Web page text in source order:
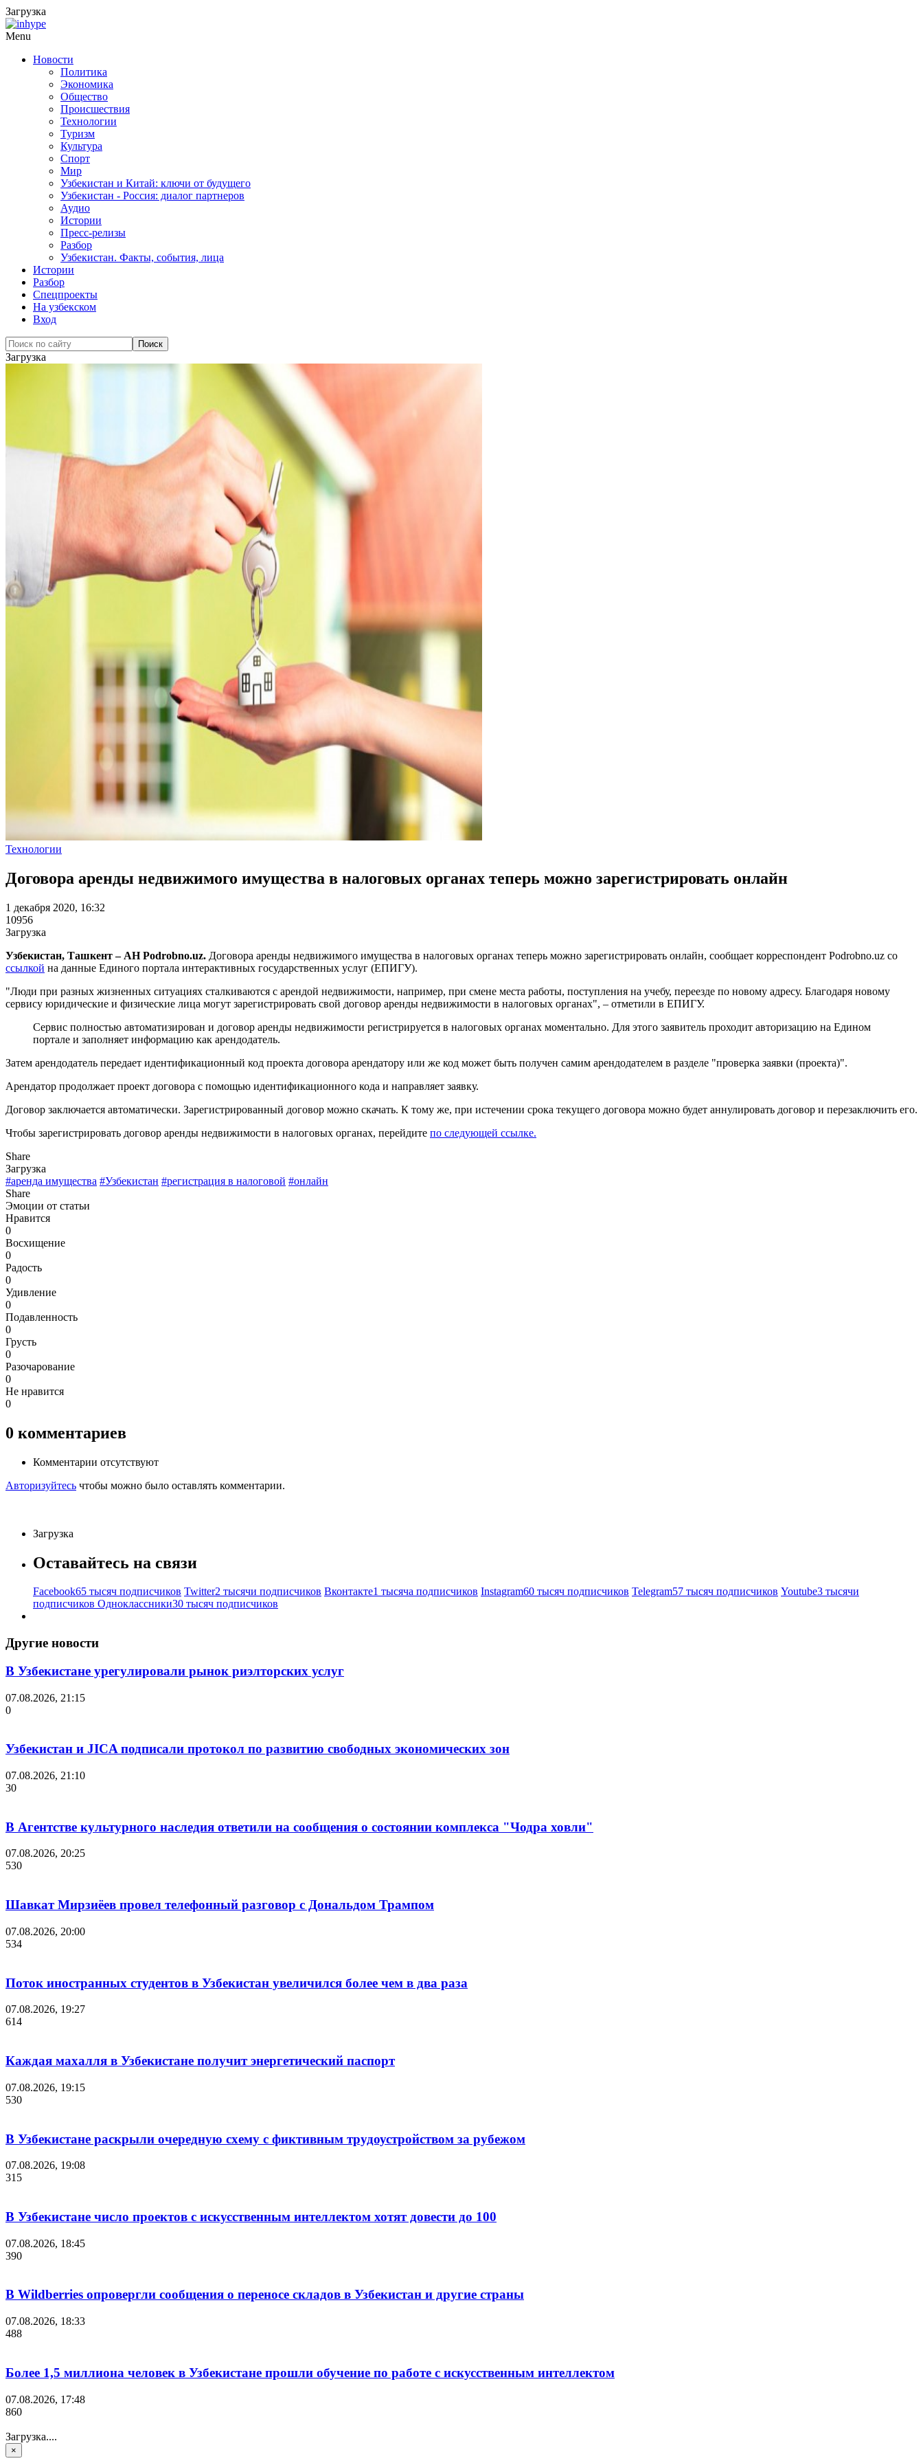
Загрузка
Menu
Новости
Политика
Экономика
Общество
Происшествия
Технологии
Туризм
Культура
Спорт
Мир
Узбекистан и Китай: ключи от будущего
Узбекистан - Россия: диалог партнеров
Аудио
Истории
Пресс-релизы
Разбор
Узбекистан. Факты, события, лица
Истории
Разбор
Спецпроекты
На узбекском
Вход
Загрузка
Технологии
Договора аренды недвижимого имущества в налоговых органах теперь можно зарегистрировать онлайн
1 декабря 2020, 16:32
10956
Загрузка
Узбекистан, Ташкент – АН Podrobno.uz. Договора аренды недвижимого имущества в налоговых органах теперь можно зарегистрировать онлайн, сообщает корреспондент Podrobno.uz со
ссылкой на данные Единого портала интерактивных государственных услуг (ЕПИГУ).
"Люди при разных жизненных ситуациях сталкиваются с арендой недвижимости, например, при смене места работы, поступления на учебу, переезде по новому адресу. Благодаря новому
сервису юридические и физические лица могут зарегистрировать свой договор аренды недвижимости в налоговых органах", – отметили в ЕПИГУ.
Сервис полностью автоматизирован и договор аренды недвижимости регистрируется в налоговых органах моментально. Для этого заявитель проходит авторизацию на Едином
портале и заполняет информацию как арендодатель.
Затем арендодатель передает идентификационный код проекта договора арендатору или же код может быть получен самим арендодателем в разделе "проверка заявки (проекта)".
Арендатор продолжает проект договора с помощью идентификационного кода и направляет заявку.
Договор заключается автоматически. Зарегистрированный договор можно скачать. К тому же, при истечении срока текущего договора можно будет аннулировать договор и перезаключить его.
Чтобы зарегистрировать договор аренды недвижимости в налоговых органах, перейдите по следующей ссылке.
Share
Загрузка
#аренда имущества #Узбекистан #регистрация в налоговой #онлайн
Share
Эмоции от статьи
Нравится
0
Восхищение
0
Радость
0
Удивление
0
Подавленность
0
Грусть
0
Разочарование
0
Не нравится
0
0 комментариев
Комментарии отсутствуют
Авторизуйтесь чтобы можно было оставлять комментарии.
Загрузка
Оставайтесь на связи
Facebook65 тысяч подписчиков Twitter2 тысячи подписчиков Вконтакте1 тысяча подписчиков Instagram60 тысяч подписчиков Telegram57 тысяч подписчиков Youtube3 тысячи
подписчиков Одноклассники30 тысяч подписчиков
Другие новости
В Узбекистане урегулировали рынок риэлторских услуг
07.08.2026, 21:15
0
Узбекистан и JICA подписали протокол по развитию свободных экономических зон
07.08.2026, 21:10
30
В Агентстве культурного наследия ответили на сообщения о состоянии комплекса "Чодра ховли"
07.08.2026, 20:25
530
Шавкат Мирзиёев провел телефонный разговор с Дональдом Трампом
07.08.2026, 20:00
534
Поток иностранных студентов в Узбекистан увеличился более чем в два раза
07.08.2026, 19:27
614
Каждая махалля в Узбекистане получит энергетический паспорт
07.08.2026, 19:15
530
В Узбекистане раскрыли очередную схему с фиктивным трудоустройством за рубежом
07.08.2026, 19:08
315
В Узбекистане число проектов с искусственным интеллектом хотят довести до 100
07.08.2026, 18:45
390
В Wildberries опровергли сообщения о переносе складов в Узбекистан и другие страны
07.08.2026, 18:33
488
Более 1,5 миллиона человек в Узбекистане прошли обучение по работе с искусственным интеллектом
07.08.2026, 17:48
860
Загрузка....
×